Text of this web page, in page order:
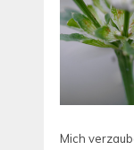
Mich